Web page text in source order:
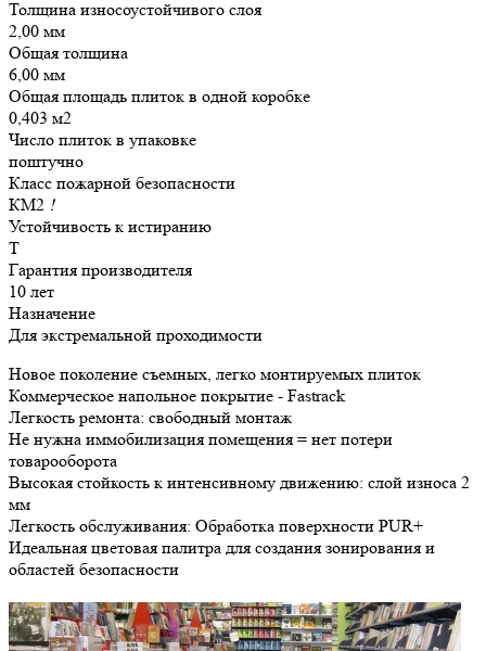
Толщина износоустойчивого слоя
2,00 мм
Общая толщина
6,00 мм
Общая площадь плиток в одной коробке
0,403 м2
Число плиток в упаковке
поштучно
Класс пожарной безопасности
КМ2 !
Устойчивость к истиранию
Т
Гарантия производителя
10 лет
Назначение
Для экстремальной проходимости
Новое поколение съемных, легко монтируемых плиток
Коммерческое напольное покрытие - Fastrack
Легкость ремонта: свободный монтаж
Не нужна иммобилизация помещения = нет потери
товарооборота
Высокая стойкость к интенсивному движению: слой износа 2
мм
Легкость обслуживания: Обработка поверхности PUR+
Идеальная цветовая палитра для создания зонирования и
областей безопасности